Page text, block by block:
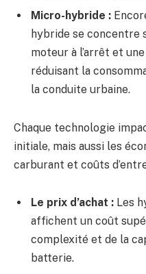
Micro-hybride :
hybride se concentre
moteur à l’arrêt et
réduisant la
la conduite urbaine.
Chaque technologie
initiale, mais aussi les
carburant et coûts
Le prix d’achat : Les
affichent un coût
complexité et de la
batterie.